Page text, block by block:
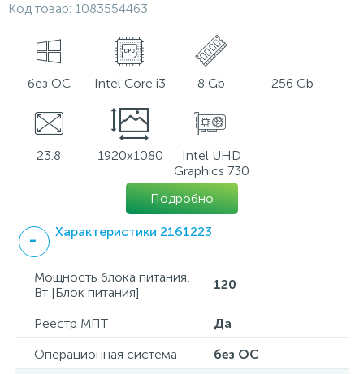
Код товар: 1083554463
без ОС Intel Core i3 8 Gb 256 Gb
23.8 1920x1080
Intel UHD
Graphics 730
Подробно
Характеристики 2161223
Мощность блока питания,
Вт [Блок питания]
120
Реестр МПТ
Да
Операционная система
без ОС